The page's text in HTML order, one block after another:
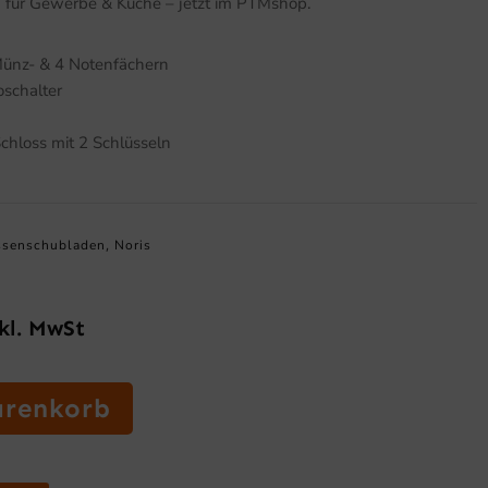
& 4 Notenfächern
mit 2 Schlüsseln
Noris
€.
MwSt